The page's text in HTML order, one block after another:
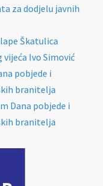
za dodjelu javnih
Škatulica
vijeća Ivo Simović
pobjede i
branitelja
Dana pobjede i
branitelja